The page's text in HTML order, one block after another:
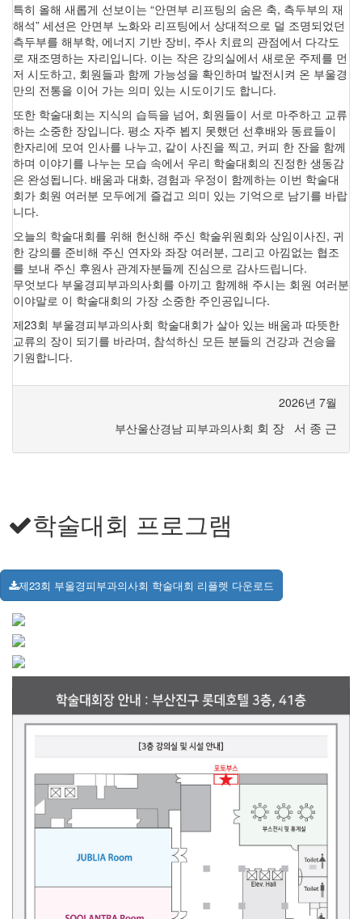
특히 올해 새롭게 선보이는 “안면부 리프팅의 숨은 축, 측두부의 재
해석” 세션은 안면부 노화와 리프팅에서 상대적으로 덜 조명되었던
측두부를 해부학, 에너지 기반 장비, 주사 치료의 관점에서 다각도
로 재조명하는 자리입니다. 이는 작은 강의실에서 새로운 주제를 먼
저 시도하고, 회원들과 함께 가능성을 확인하며 발전시켜 온 부울경
만의 전통을 이어 가는 의미 있는 시도이기도 합니다.
또한 학술대회는 지식의 습득을 넘어, 회원들이 서로 마주하고 교류
하는 소중한 장입니다. 평소 자주 뵙지 못했던 선후배와 동료들이
한자리에 모여 인사를 나누고, 같이 사진을 찍고, 커피 한 잔을 함께
하며 이야기를 나누는 모습 속에서 우리 학술대회의 진정한 생동감
은 완성됩니다. 배움과 대화, 경험과 우정이 함께하는 이번 학술대
회가 회원 여러분 모두에게 즐겁고 의미 있는 기억으로 남기를 바랍
니다.
오늘의 학술대회를 위해 헌신해 주신 학술위원회와 상임이사진, 귀
한 강의를 준비해 주신 연자와 좌장 여러분, 그리고 아낌없는 협조
를 보내 주신 후원사 관계자분들께 진심으로 감사드립니다.
무엇보다 부울경피부과의사회를 아끼고 함께해 주시는 회원 여러분
이야말로 이 학술대회의 가장 소중한 주인공입니다.
제23회 부울경피부과의사회 학술대회가 살아 있는 배움과 따뜻한
교류의 장이 되기를 바라며, 참석하신 모든 분들의 건강과 건승을
기원합니다.
2026년 7월
부산울산경남 피부과의사회 회 장 서 종 근
학술대회 프로그램
제23회 부울경피부과의사회 학술대회 리플렛 다운로드